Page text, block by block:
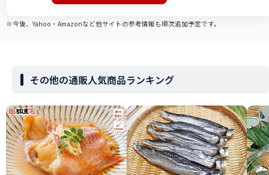
※今後、Yahoo・Amazonなど他サイトの参考情報も順次追加予定です。
その他の通販人気商品ランキング